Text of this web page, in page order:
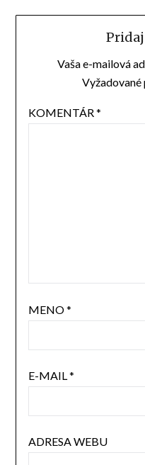
Vaša e-mailová
Vyžadované
KOMENTÁR*
MENO*
E-MAIL*
ADRESA WEBU